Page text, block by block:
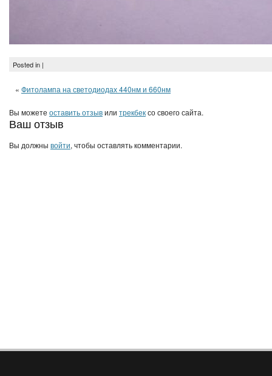
Posted in |
« Фитолампа на светодиодах 440нм и 660нм
Вы можете оставить отзывили трекбексо своего сайта.
Ваш отзыв
Вы должны войти, чтобы оставлять комментарии.